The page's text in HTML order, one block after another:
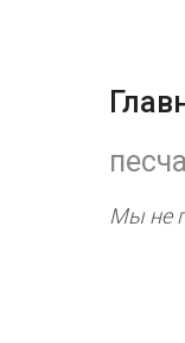
Мы не